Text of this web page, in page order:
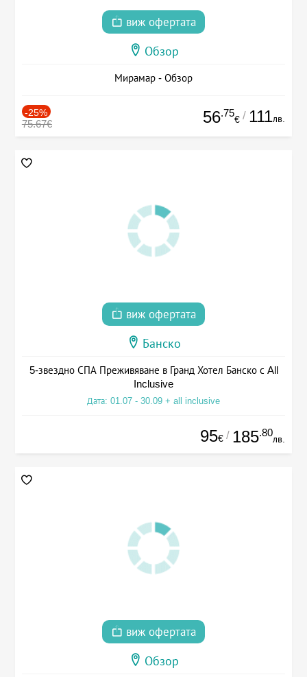
виж офертата
Обзор
Мирамар - Обзор
-25%
75.67€ 56.75
€ / 111лв.
виж офертата
Банско
5-звездно СПА Преживяване в Гранд Хотел Банско с All
Inclusive
Дата: 01.07 - 30.09 + all inclusive
95€ / 185.80
лв.
виж офертата
Обзор